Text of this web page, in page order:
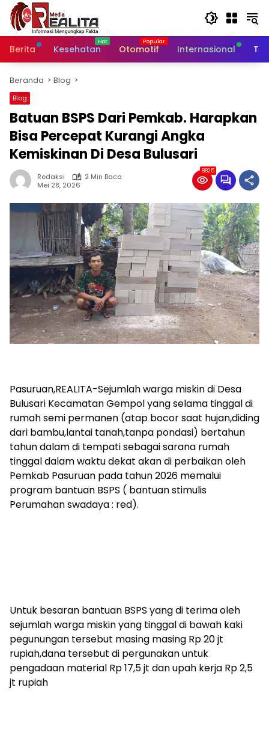
Langsung
konten
Berita
Kesehatan Otomotif Internasional
Beranda Blog
Blog
Batuan BSPS Dari Pemkab. Harapkan
Bisa Percepat Kurangi Angka
Kemiskinan Di Desa Bulusari
Redaksi
2 Min Baca
Mei 28, 2026
8825
Pasuruan,REALITA-Sejumlah warga miskin di Desa
Bulusari Kecamatan Gempol yang selama tinggal di
rumah semi permanen (atap bocor saat hujan,diding
dari bambu,lantai tanah,tanpa pondasi) bertahun
tahun dalam di tempati sebagai sarana rumah
tinggal dalam waktu dekat akan di perbaikan oleh
Pemkab Pasuruan pada tahun 2026 memalui
program bantuan BSPS ( bantuan stimulis
Perumahan swadaya : red).
Untuk besaran bantuan BSPS yang di terima oleh
sejumlah warga miskin yang tinggal di bawah kaki
pegunungan tersebut masing masing Rp 20 jt
rupiah,dana tersebut di pergunakan untuk
pengadaan material Rp 17,5 jt dan upah kerja Rp 2,5
jt rupiah